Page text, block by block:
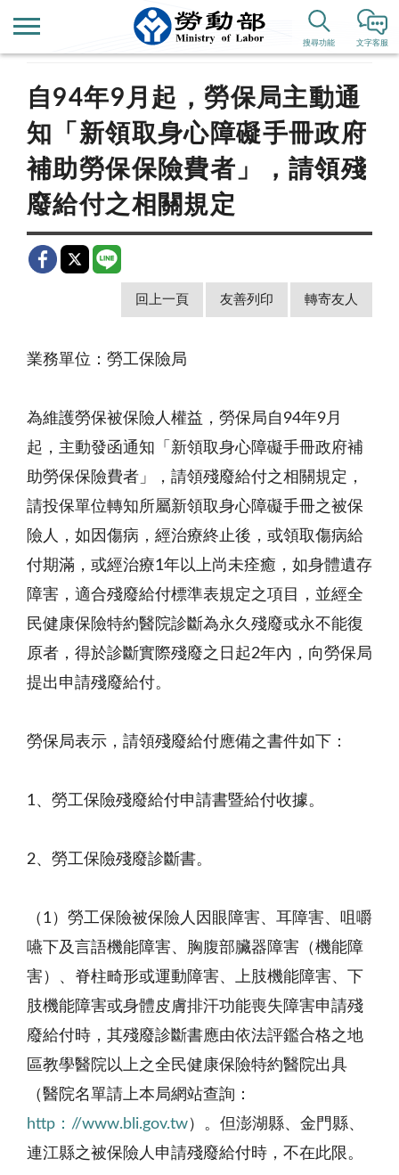
文字客服
搜尋功能
新聞公告 歷史新聞
自94年9月起，勞保局主動通
知「新領取身心障礙手冊政府
補助勞保保險費者」，請領殘
廢給付之相關規定
回上一頁 友善列印 轉寄友人
業務單位：勞工保險局
為維護勞保被保險人權益，勞保局自94年9月
起，主動發函通知「新領取身心障礙手冊政府補
助勞保保險費者」，請領殘廢給付之相關規定，
請投保單位轉知所屬新領取身心障礙手冊之被保
險人，如因傷病，經治療終止後，或領取傷病給
付期滿，或經治療1年以上尚未痊癒，如身體遺存
障害，適合殘廢給付標準表規定之項目，並經全
民健康保險特約醫院診斷為永久殘廢或永不能復
原者，得於診斷實際殘廢之日起2年內，向勞保局
提出申請殘廢給付。
勞保局表示，請領殘廢給付應備之書件如下：
1、勞工保險殘廢給付申請書暨給付收據。
2、勞工保險殘廢診斷書。
（1）勞工保險被保險人因眼障害、耳障害、咀嚼
嚥下及言語機能障害、胸腹部臟器障害（機能障
害）、脊柱畸形或運動障害、上肢機能障害、下
肢機能障害或身體皮膚排汗功能喪失障害申請殘
廢給付時，其殘廢診斷書應由依法評鑑合格之地
區教學醫院以上之全民健康保險特約醫院出具
（醫院名單請上本局網站查詢：
http：//www.bli.gov.tw）。但澎湖縣、金門縣、
連江縣之被保險人申請殘廢給付時，不在此限。